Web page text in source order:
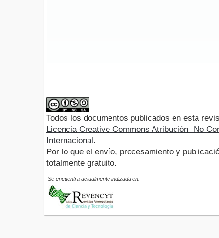
Todos los documentos publicados en esta
Licencia Creative Commons Atribución -No
Internacional.
Por lo que el envío, procesamiento y
totalmente gratuito.
Se encuentra actualmente indizada en: